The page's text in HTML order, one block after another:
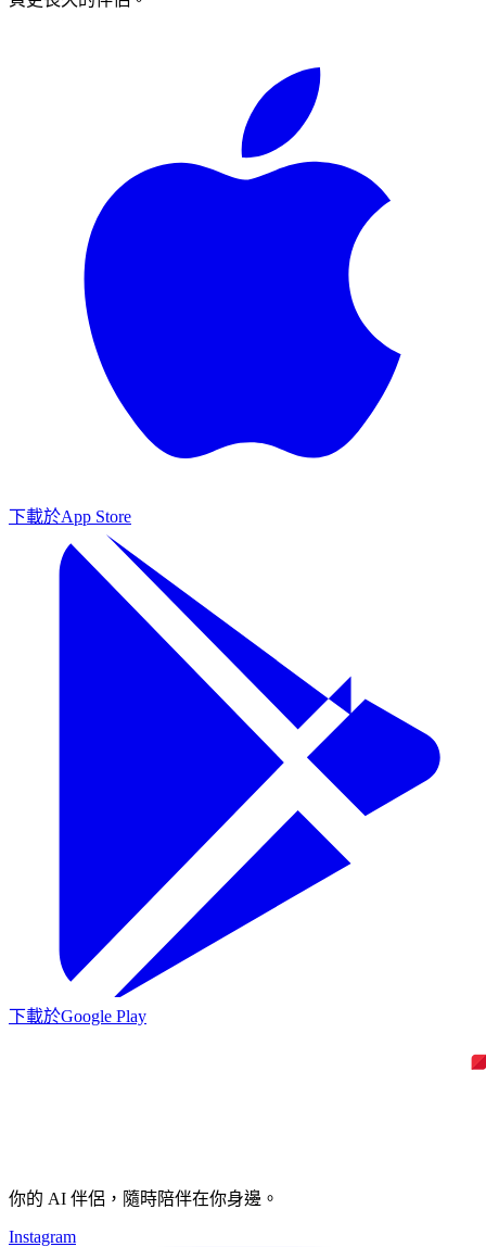
下載於App Store
下載於Google Play
你的 AI 伴侶，隨時陪伴在你身邊。
Instagram